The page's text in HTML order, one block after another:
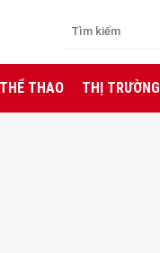
THAO THỊ TRƯỜNG